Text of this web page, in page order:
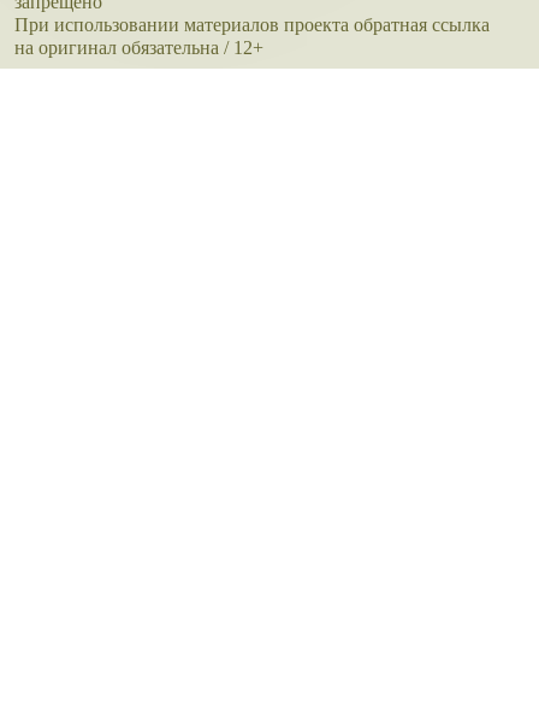
При использовании материалов проекта обратная ссылка
на оригинал обязательна / 12+